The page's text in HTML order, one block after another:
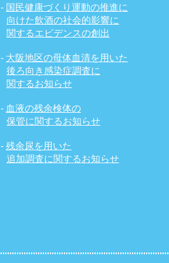
- 国民健康づくり運動の推進に
向けた飲酒の社会的影響に
関するエビデンスの創出
- 大阪地区の母体血清を用いた
後ろ向き感染症調査に
関するお知らせ
- 血液の残余検体の
保管に関するお知らせ
-残余尿を用いた
追加調査に関するお知らせ